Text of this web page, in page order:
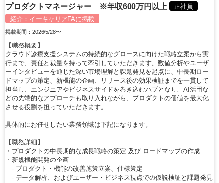
プロダクトマネージャー ※年収600万円以上
正社員
紹介： イーキャリアFAに掲載
掲載期間：2026/5/28〜
【職務概要】
クラウド診療支援システムの持続的なグロースに向けた戦略立案から実
行まで、責任と裁量を持って牽引していただきます。数値分析やユーザ
ーインタビューを通じた深い市場理解と課題発見を起点に、中長期ロー
ドマップの策定、新機能の企画、リリース後の効果検証までを一貫して
担当し、エンジニアやビジネスサイドを巻き込むハブとなり、AI活用な
どの先端的なアプローチも取り入れながら、プロダクトの価値を最大化
させる役割を担っていただきます。
具体的にお任せしたい業務領域は下記になります。
【職務詳細】
・プロダクトの中長期的な成長戦略の策定 及び ロードマップの作成
・新規機能開発の企画
- プロダクト・機能の改善施策立案、仕様策定
- データ解析、およびユーザー・ビジネス視点での仮説検証と課題発見